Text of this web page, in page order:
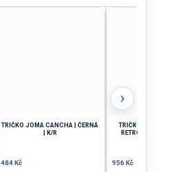
TRIČKO JOMA CANCHA | ČERNÁ
| K/R
484 Kč
TRIČKO JOMA
RETRO | ŠEDÁ-
956 Kč
›